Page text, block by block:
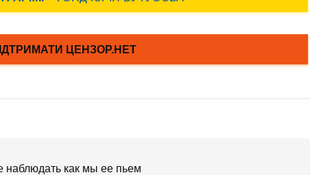
как мы ее пьем